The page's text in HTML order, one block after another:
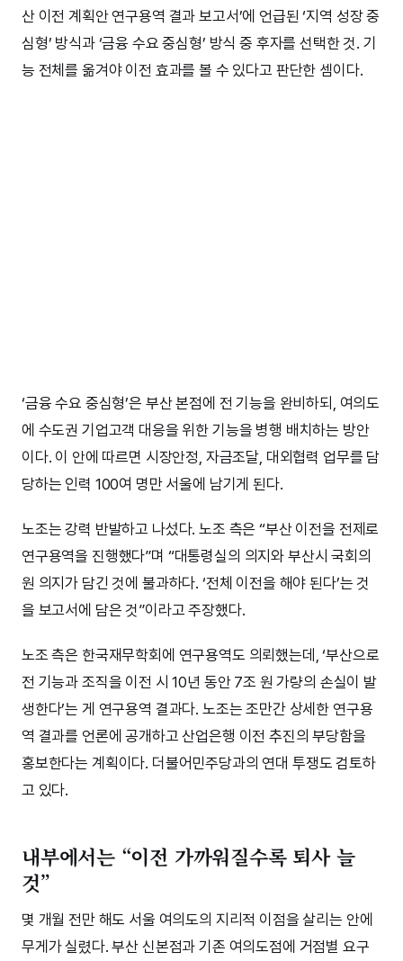
산 이전 계획안 연구용역 결과 보고서’에 언급된 ‘지역 성장 중
심형’ 방식과 ‘금융 수요 중심형’ 방식 중 후자를 선택한 것. 기
능 전체를 옮겨야 이전 효과를 볼 수 있다고 판단한 셈이다.
‘금융 수요 중심형’은 부산 본점에 전 기능을 완비하되, 여의도
에 수도권 기업고객 대응을 위한 기능을 병행 배치하는 방안
이다. 이 안에 따르면 시장안정, 자금조달, 대외협력 업무를 담
당하는 인력 100여 명만 서울에 남기게 된다.
노조는 강력 반발하고 나섰다. 노조 측은 “부산 이전을 전제로
연구용역을 진행했다”며 “대통령실의 의지와 부산시 국회의
원 의지가 담긴 것에 불과하다. ‘전체 이전을 해야 된다’는 것
을 보고서에 담은 것”이라고 주장했다.
노조 측은 한국재무학회에 연구용역도 의뢰했는데, ‘부산으로
전 기능과 조직을 이전 시 10년 동안 7조 원 가량의 손실이 발
생한다’는 게 연구용역 결과다. 노조는 조만간 상세한 연구용
역 결과를 언론에 공개하고 산업은행 이전 추진의 부당함을
홍보한다는 계획이다. 더불어민주당과의 연대 투쟁도 검토하
고 있다.
내부에서는 “이전 가까워질수록 퇴사 늘
것”
몇 개월 전만 해도 서울 여의도의 지리적 이점을 살리는 안에
무게가 실렸다. 부산 신본점과 기존 여의도점에 거점별 요구